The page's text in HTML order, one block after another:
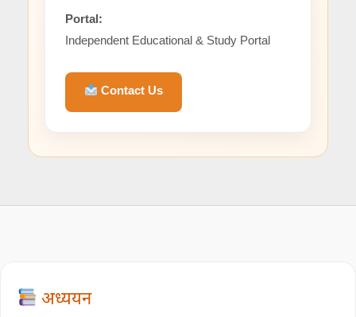
Portal:
Independent Educational & Study Portal
Contact Us
अध्ययन